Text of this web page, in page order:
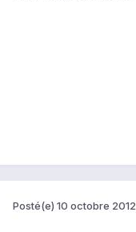
Posté(e) 10 octobre 2012